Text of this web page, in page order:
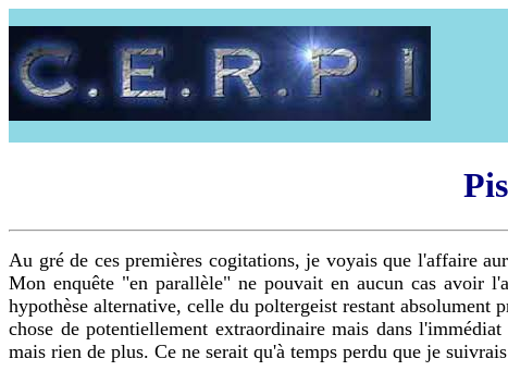
Au gré de ces premières cogitations, je voyais que l'affaire
Mon enquête "en parallèle" ne pouvait en aucun cas avoir
hypothèse alternative, celle du poltergeist restant
chose de potentiellement extraordinaire mais dans
mais rien de plus. Ce ne serait qu'à temps perdu que je